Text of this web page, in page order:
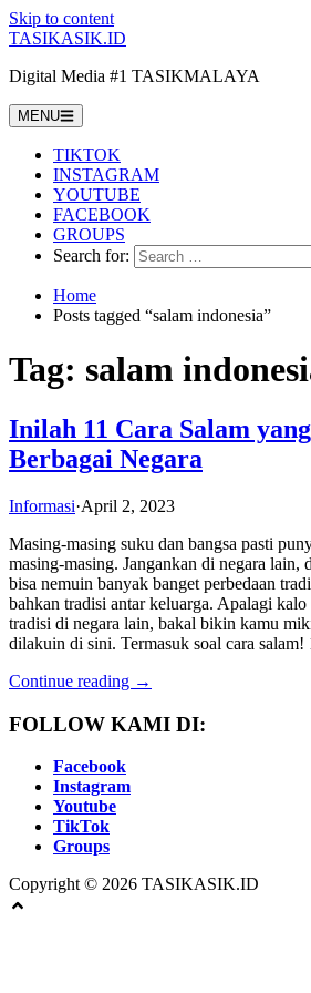
Skip to content
TASIKASIK.ID
Digital Media #1 TASIKMALAYA
MENU
TIKTOK
INSTAGRAM
YOUTUBE
FACEBOOK
GROUPS
Search for:
Home
Posts tagged “salam indonesia”
Tag: salam
Inilah 11 Cara Salam
Berbagai Negara
Informasi·April 2, 2023
Masing-masing suku dan bangsa pasti
masing-masing. Jangankan di negara lain,
bisa nemuin banyak banget perbedaan
bahkan tradisi antar keluarga. Apalagi
tradisi di negara lain, bakal bikin kamu
dilakuin di sini. Termasuk soal cara
Continue reading →
FOLLOW KAMI DI:
Facebook
Instagram
Youtube
TikTok
Groups
Copyright © 2026 TASIKASIK.ID